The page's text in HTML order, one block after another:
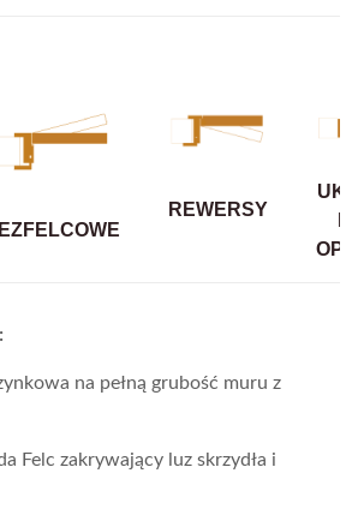
REWERSY
na pełną grubość muru z
Felc zakrywający luz skrzydła i